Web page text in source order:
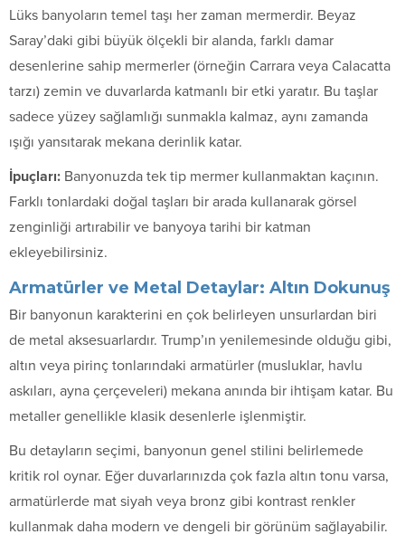
Lüks banyoların temel taşı her zaman mermerdir. Beyaz
Saray’daki gibi büyük ölçekli bir alanda, farklı damar
desenlerine sahip mermerler (örneğin Carrara veya Calacatta
tarzı) zemin ve duvarlarda katmanlı bir etki yaratır. Bu taşlar
sadece yüzey sağlamlığı sunmakla kalmaz, aynı zamanda
ışığı yansıtarak mekana derinlik katar.
İpuçları: Banyonuzda tek tip mermer kullanmaktan kaçının.
Farklı tonlardaki doğal taşları bir arada kullanarak görsel
zenginliği artırabilir ve banyoya tarihi bir katman
ekleyebilirsiniz.
Armatürler ve Metal Detaylar: Altın Dokunuş
Bir banyonun karakterini en çok belirleyen unsurlardan biri
de metal aksesuarlardır. Trump’ın yenilemesinde olduğu gibi,
altın veya pirinç tonlarındaki armatürler (musluklar, havlu
askıları, ayna çerçeveleri) mekana anında bir ihtişam katar. Bu
metaller genellikle klasik desenlerle işlenmiştir.
Bu detayların seçimi, banyonun genel stilini belirlemede
kritik rol oynar. Eğer duvarlarınızda çok fazla altın tonu varsa,
armatürlerde mat siyah veya bronz gibi kontrast renkler
kullanmak daha modern ve dengeli bir görünüm sağlayabilir.